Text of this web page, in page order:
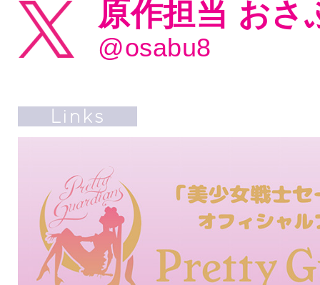
原作担当 おさ
@osabu8